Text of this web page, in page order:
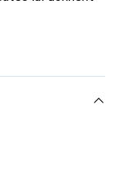
La marque
pour une